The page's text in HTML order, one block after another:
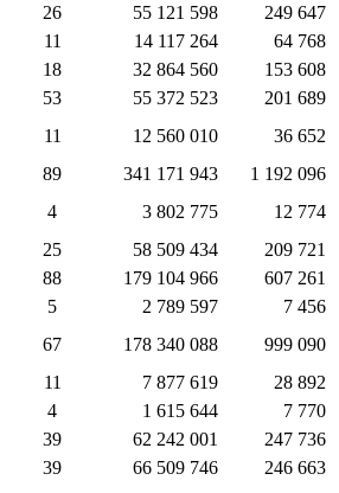
26 55 121 598
249 647
11 14 117 264
64 768
18 32 864 560
153 608
53 55 372 523
201 689
11 12 560 010
36 652
89 341 171 943
1 192 096
4 3 802 775
12 774
25 58 509 434
209 721
88 179 104 966
607 261
5 2 789 597
7 456
67 178 340 088
999 090
11 7 877 619
28 892
4 1 615 644
7 770
39 62 242 001
247 736
39 66 509 746
246 663